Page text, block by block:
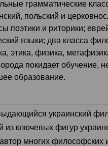
грамматические
польский и
поэтики и риторики;
языки; два класса
этика, физика,
покидает обучение,
образование.
украинский
из ключевых фигур
многих философских